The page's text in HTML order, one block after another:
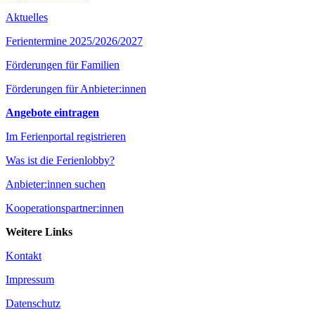
Aktuelles
Ferientermine 2025/2026/2027
Förderungen für Familien
Förderungen für Anbieter:innen
Angebote eintragen
Im Ferienportal registrieren
Was ist die Ferienlobby?
Anbieter:innen suchen
Kooperationspartner:innen
Weitere Links
Kontakt
Impressum
Datenschutz